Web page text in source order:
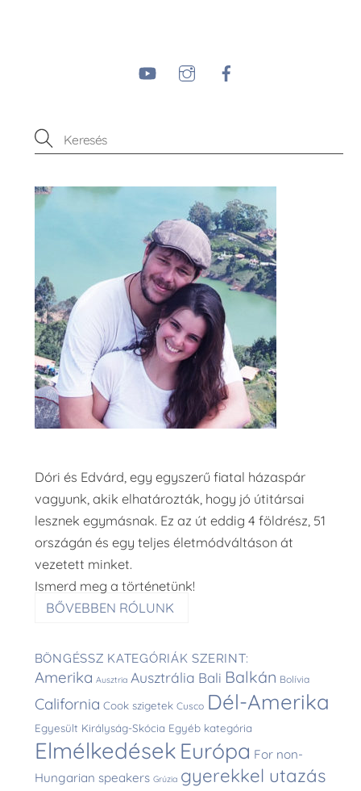
YouTube Instagram
Dóri és Edvárd, egy egyszerű fiatal házaspár
vagyunk, akik elhatározták, hogy jó útitársai
lesznek egymásnak. Ez az út eddig 4 földrész, 51
országán és egy teljes életmódváltáson át
vezetett minket.
Ismerd meg a történetünk!
BŐVEBBEN RÓLUNK
BÖNGÉSSZ KATEGÓRIÁK SZERINT:
Amerika Ausztria Ausztrália Bali Balkán Bolívia
California Cook szigetek Cusco Dél-Amerika
Egyesült Királyság-Skócia Egyéb kategória
Elmélkedések Európa For non-
Hungarian speakers Grúzia gyerekkel utazás